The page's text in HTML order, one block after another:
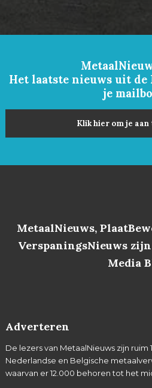
Het laatste nieuws uit de
je
Klik hier om je
MetaalNieuws,
VerspaningsNieuws
Media
Adverteren
De lezers van MetaalNieuws zijn
Nederlandse en Belgische
waarvan er 12.000 behoren tot het